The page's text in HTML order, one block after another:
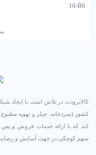
10-B6
کالابرودت در تلاش است با ایجاد
کشور (سردخانه، چیلر و تهویه
کند که با ارائه خدمات فروش و
سهم کوچکی در جهت آسایش و